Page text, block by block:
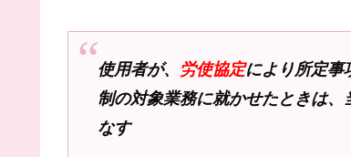
使用者が、 労使協定により所定事
制の対象業務に就かせたときは、
なす